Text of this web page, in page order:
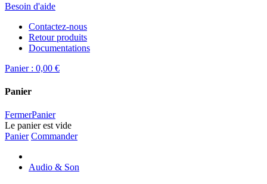
Besoin d'aide
Contactez-nous
Retour produits
Documentations
Panier : 0,00 €
Panier
FermerPanier
Le panier est vide
Panier Commander
Audio & Son